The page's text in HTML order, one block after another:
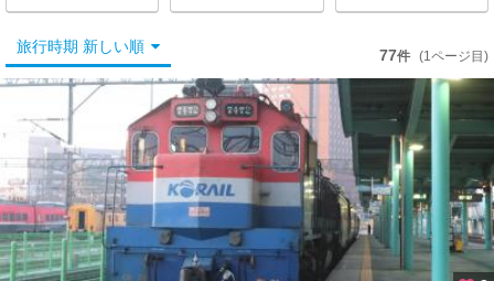
★
ソ
ウ
済
州
島
チ
ェ
旅行時期 新しい順 77件 (1ページ目)